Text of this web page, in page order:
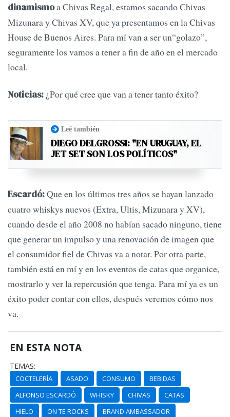
dinamismoa Chivas Regal, estamos sacando Chivas
Mizunara y Chivas XV, que ya presentamos en la Chivas
House de Buenos Aires. Para mí van a ser un“golazo”,
seguramente los vamos a tener a fin de año en el mercado
local.
Noticias: ¿Por qué cree que van a tener tanto éxito?
Leé también
DIEGO DELGROSSI: "EN URUGUAY, EL
JET SET SON LOS POLÍTICOS"
Escardó:Que en los últimos tres años se hayan lanzado
cuatro whiskys nuevos (Extra, Ultis, Mizunara y XV),
cuando desde el año 2008 no habían sacado ninguno, tiene
que generar un impulso y una renovación de imagen que
el consumidor fiel de Chivas va a notar. Por otra parte,
también está en mí y en los eventos de catas que organice,
mostrarlo y ver la repercusión que tenga. Para mí ya es un
éxito poder contar con ellos, después veremos cómo nos
va.
EN ESTA NOTA
TEMAS:
COCTELERÍA ASADO CONSUMO
BEBIDAS
ALFONSO ESCARDÓ
WHISKY CHIVAS
CATAS
HIELO
ON TE ROCKS
BRAND AMBASSADOR